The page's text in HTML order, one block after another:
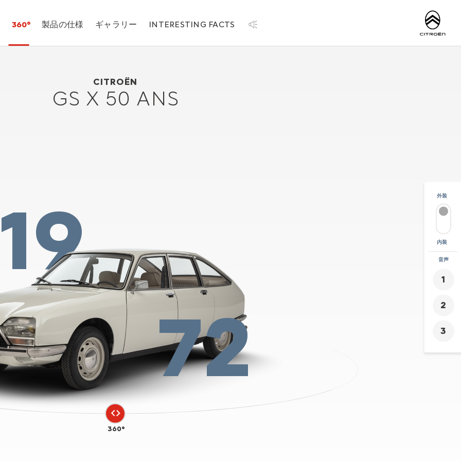
360° 製品の仕様 ギャラリー INTERESTING FACTS
http://
CITROËN
GS X 50 ANS
72
360°
外装
内装
音声